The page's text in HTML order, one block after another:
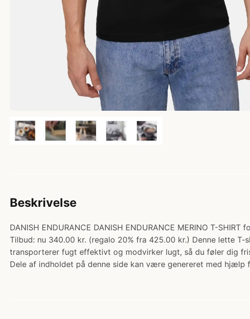
Beskrivelse
DANISH ENDURANCE DANISH ENDURANCE MERINO T-
Tilbud: nu 340.00 kr. (regalo 20% fra 425.00 kr.) Denne lette
transporterer fugt effektivt og modvirker lugt, så du føler dig
Dele af indholdet på denne side kan være genereret med hjælp